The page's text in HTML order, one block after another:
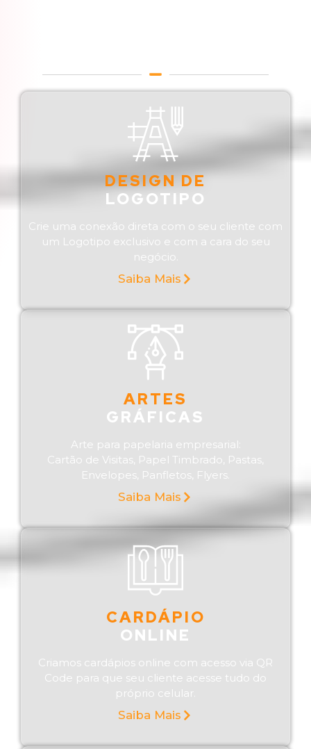
DESIGN DE
LOGOTIPO
Crie uma conexão direta com o seu cliente com
um Logotipo exclusivo e com a cara do seu
negócio.
Saiba Mais
ARTES
GRÁFICAS
Arte para papelaria empresarial:
Cartão de Visitas, Papel Timbrado, Pastas,
Envelopes, Panfletos, Flyers.
Saiba Mais
CARDÁPIO
ONLINE
Criamos cardápios online com acesso via QR
Code para que seu cliente acesse tudo do
próprio celular.
Saiba Mais